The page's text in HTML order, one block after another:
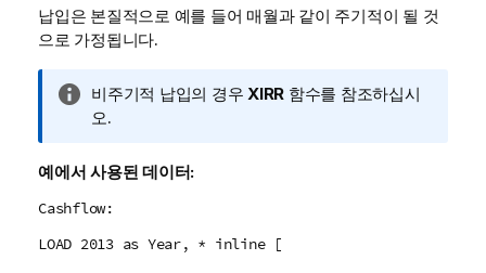
납입은 본질적으로 예를 들어 매월과 같이 주기적이 될 것
으로 가정됩니다.
정
보
모
비주기적 납입의 경우 XIRR 함수를 참조하십시
오.
예에서 사용된 데이터:
Cashflow:
LOAD 2013 as Year, * inline [